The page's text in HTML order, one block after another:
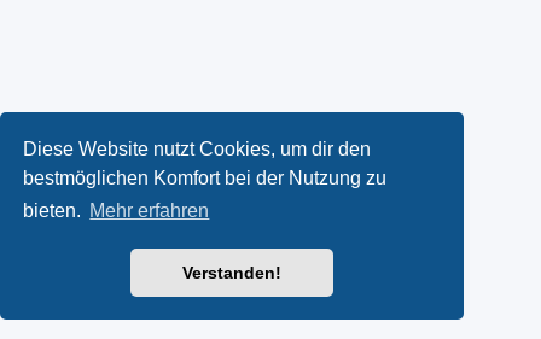
Diese Website nutzt Cookies, um dir den
bestmöglichen Komfort bei der Nutzung zu
bieten. Mehr erfahren
Verstanden!